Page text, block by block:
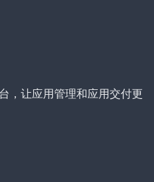
，让应用管理和应用交付更